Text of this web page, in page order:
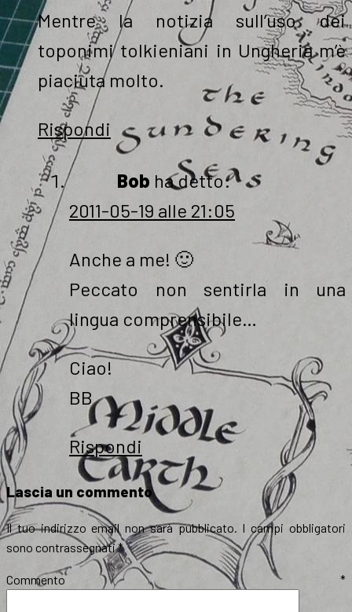
Mentre la notizia sull’uso dei
toponimi tolkieniani in Ungheria m’è
piaciuta molto.
Rispondi
Bob ha detto:
2011-05-19 alle 21:05
Anche a me! 🙂
Peccato non sentirla in una
lingua comprensibile…
Ciao!
BB
Rispondi
Lascia un commento
Il tuo indirizzo email non sarà pubblicato.
I campi obbligatori
sono contrassegnati*
Commento *